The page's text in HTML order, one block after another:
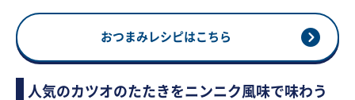
おつまみレシピはこちら
人気のカツオのたたきをニンニク風味で味わう